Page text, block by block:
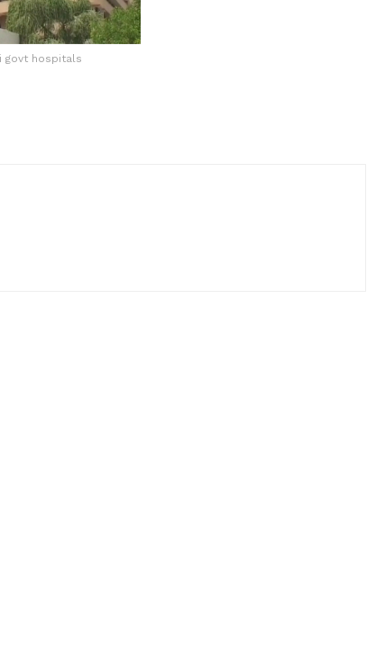
govt hospitals